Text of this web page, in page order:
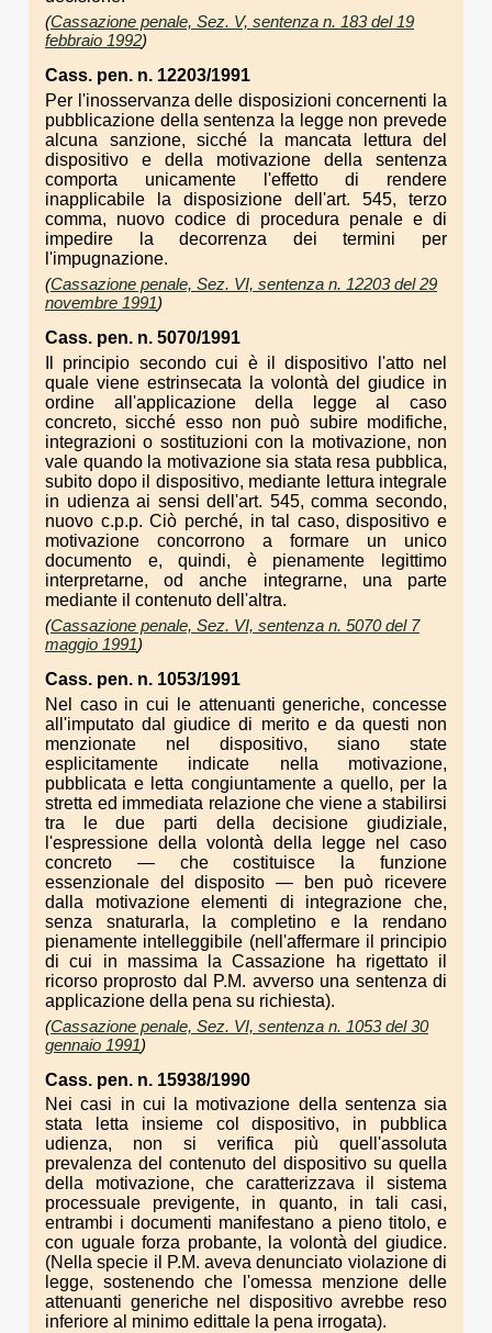
(Cassazione penale, Sez. V, sentenza n. 183 del 19
febbraio 1992)
Cass. pen. n. 12203/1991
Per l'inosservanza delle disposizioni concernenti la
pubblicazione della sentenza la legge non prevede
alcuna sanzione, sicché la mancata lettura del
dispositivo e della motivazione della sentenza
comporta unicamente l'effetto di rendere
inapplicabile la disposizione dell'art. 545, terzo
comma, nuovo codice di procedura penale e di
impedire la decorrenza dei termini per
l'impugnazione.
(Cassazione penale, Sez. VI, sentenza n. 12203 del 29
novembre 1991)
Cass. pen. n. 5070/1991
Il principio secondo cui è il dispositivo l'atto nel
quale viene estrinsecata la volontà del giudice in
ordine all'applicazione della legge al caso
concreto, sicché esso non può subire modifiche,
integrazioni o sostituzioni con la motivazione, non
vale quando la motivazione sia stata resa pubblica,
subito dopo il dispositivo, mediante lettura integrale
in udienza ai sensi dell'art. 545, comma secondo,
nuovo c.p.p. Ciò perché, in tal caso, dispositivo e
motivazione concorrono a formare un unico
documento e, quindi, è pienamente legittimo
interpretarne, od anche integrarne, una parte
mediante il contenuto dell'altra.
(Cassazione penale, Sez. VI, sentenza n. 5070 del 7
maggio 1991)
Cass. pen. n. 1053/1991
Nel caso in cui le attenuanti generiche, concesse
all'imputato dal giudice di merito e da questi non
menzionate nel dispositivo, siano state
esplicitamente indicate nella motivazione,
pubblicata e letta congiuntamente a quello, per la
stretta ed immediata relazione che viene a stabilirsi
tra le due parti della decisione giudiziale,
l'espressione della volontà della legge nel caso
concreto — che costituisce la funzione
essenzionale del disposito — ben può ricevere
dalla motivazione elementi di integrazione che,
senza snaturarla, la completino e la rendano
pienamente intelleggibile (nell'affermare il principio
di cui in massima la Cassazione ha rigettato il
ricorso proprosto dal P.M. avverso una sentenza di
applicazione della pena su richiesta).
(Cassazione penale, Sez. VI, sentenza n. 1053 del 30
gennaio 1991)
Cass. pen. n. 15938/1990
Nei casi in cui la motivazione della sentenza sia
stata letta insieme col dispositivo, in pubblica
udienza, non si verifica più quell'assoluta
prevalenza del contenuto del dispositivo su quella
della motivazione, che caratterizzava il sistema
processuale previgente, in quanto, in tali casi,
entrambi i documenti manifestano a pieno titolo, e
con uguale forza probante, la volontà del giudice.
(Nella specie il P.M. aveva denunciato violazione di
legge, sostenendo che l'omessa menzione delle
attenuanti generiche nel dispositivo avrebbe reso
inferiore al minimo edittale la pena irrogata).